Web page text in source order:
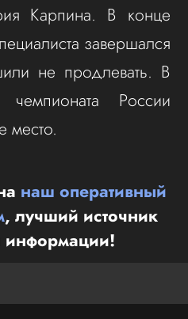
Карпина. В конце
завершался
не продлевать. В
России
место.
наш оперативный
, лучший источник
информации!